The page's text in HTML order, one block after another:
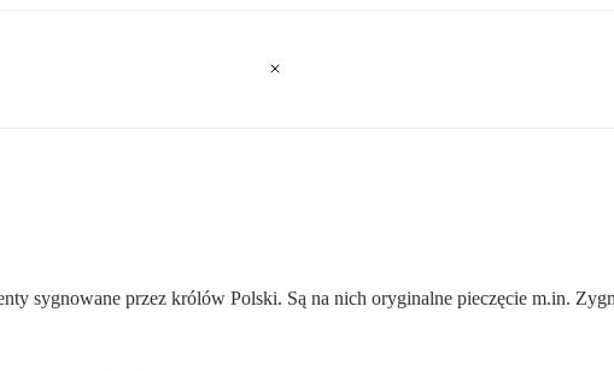
sygnowane przez królów Polski. Są na nich oryginalne pieczęcie m.in.